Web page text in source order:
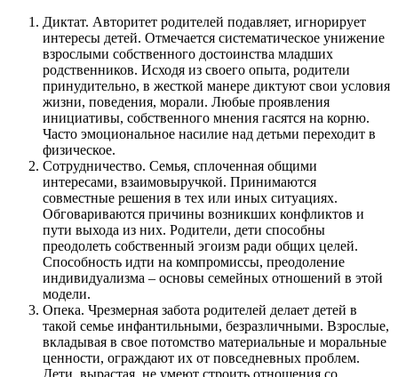
Диктат. Авторитет родителей подавляет, игнорирует
интересы детей. Отмечается систематическое унижение
взрослыми собственного достоинства младших
родственников. Исходя из своего опыта, родители
принудительно, в жесткой манере диктуют свои условия
жизни, поведения, морали. Любые проявления
инициативы, собственного мнения гасятся на корню.
Часто эмоциональное насилие над детьми переходит в
физическое.
Сотрудничество. Семья, сплоченная общими
интересами, взаимовыручкой. Принимаются
совместные решения в тех или иных ситуациях.
Обговариваются причины возникших конфликтов и
пути выхода из них. Родители, дети способны
преодолеть собственный эгоизм ради общих целей.
Способность идти на компромиссы, преодоление
индивидуализма – основы семейных отношений в этой
модели.
Опека. Чрезмерная забота родителей делает детей в
такой семье инфантильными, безразличными. Взрослые,
вкладывая в свое потомство материальные и моральные
ценности, ограждают их от повседневных проблем.
Дети, вырастая, не умеют строить отношения со